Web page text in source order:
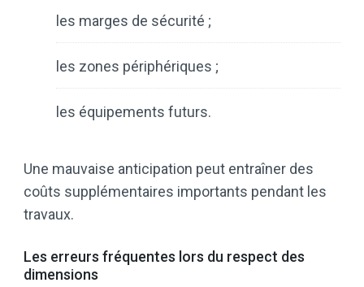
les marges de sécurité ;
les zones périphériques ;
les équipements futurs.
Une mauvaise anticipation peut entraîner des
coûts supplémentaires importants pendant les
travaux.
Les erreurs fréquentes lors du respect des
dimensions